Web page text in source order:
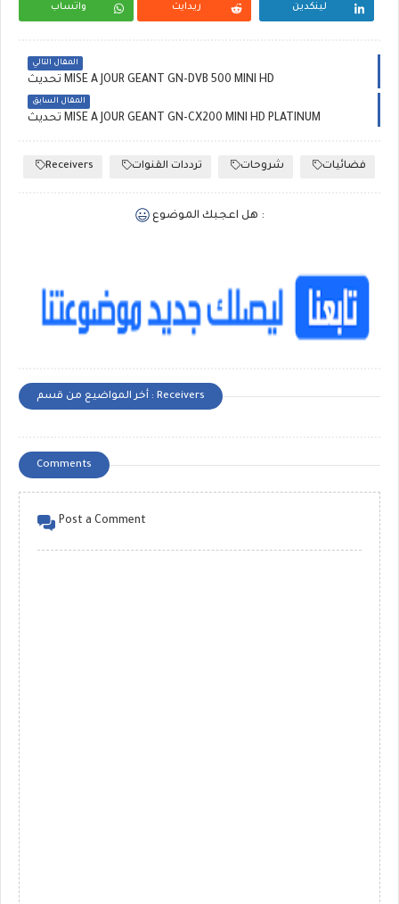
واتساب ريدايت لينكدين
المقال التالي
تحديث MISE A JOUR GÉANT GN-DVB 500 MINI HD
المقال السابق
تحديث MISE A JOUR GÉANT GN-CX200 MINI HD PLATINUM
Receivers ترددات القنوات شروحات فضائيات
هل اعجبك الموضوع :
أخر المواضيع من قسم : Receivers
Comments
Post a Comment